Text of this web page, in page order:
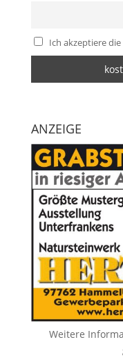
Ich akzeptiere
ANZEIGE
Weitere